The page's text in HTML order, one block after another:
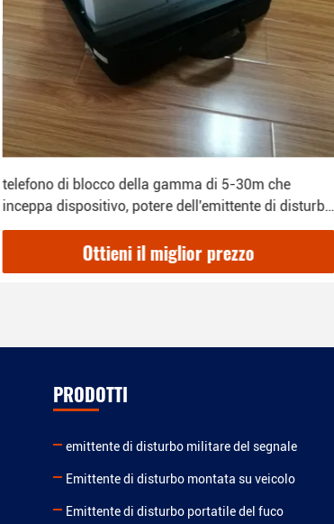
telefono di blocco della gamma di 5-30m che
inceppa dispositivo, potere dell'emittente di disturbo
1W rf del telefono cellulare
Ottieni il miglior prezzo
PRODOTTI
emittente di disturbo militare del segnale
Emittente di disturbo montata su veicolo
Emittente di disturbo portatile del fuco